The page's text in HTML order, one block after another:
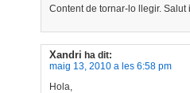
Content de tornar-lo llegir.
Xandri ha dit:
maig 13, 2010 a les 6:58 pm
Hola,